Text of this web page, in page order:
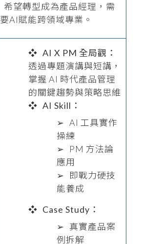
希望轉型成為產品經理，需
要AI賦能跨領域專業。
AI X PM 全局觀：
透過專題演講與短講，
掌握 AI 時代產品管理
的關鍵趨勢與策略思維
AI Skill：
AI 工具實作
操練
PM 方法論
應用
即戰力硬技
能養成
Case Study：
真實產品案
例拆解